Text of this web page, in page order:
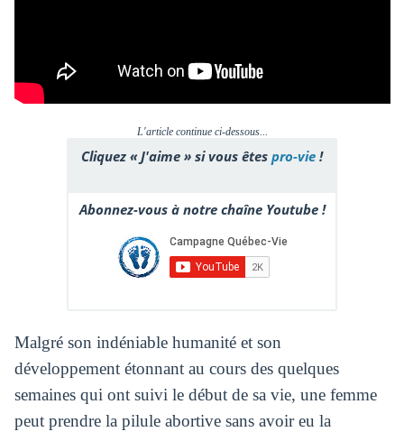
L'article continue ci-dessous...
Cliquez « J'aime » si vous êtes pro-vie !
Abonnez-vous à notre chaîne Youtube !
Malgré son indéniable humanité et son
développement étonnant au cours des quelques
semaines qui ont suivi le début de sa vie, une femme
peut prendre la pilule abortive sans avoir eu la